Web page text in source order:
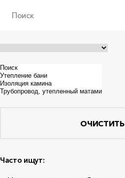
Часто ищут:
Поиск
ОЧИСТИТЬ